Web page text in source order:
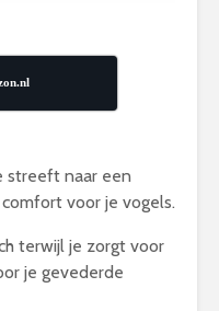
streeft naar een
voor je vogels.
terwijl je zorgt voor
je gevederde